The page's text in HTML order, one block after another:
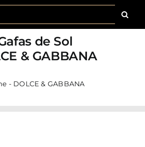
de Sol
& GABBANA
- DOLCE & GABBANA